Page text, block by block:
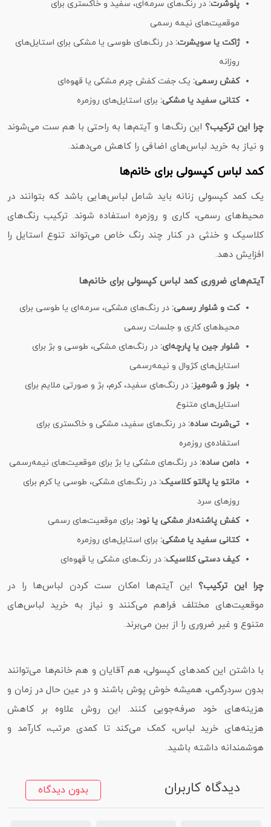
پلوشرت: در رنگ‌های سرمه‌ای، سفید و خاکستری برای
موقعیت‌های نیمه‌ رسمی
ژاکت یا سویشرت: در رنگ‌های طوسی یا مشکی برای استایل‌های
روزانه
کفش رسمی: یک جفت کفش چرم مشکی یا قهوه‌ای
کتانی سفید یا مشکی: برای استایل‌های روزمره
چرا این ترکیب؟ این رنگ‌ها و آیتم‌ها به‌ راحتی با هم ست می‌شوند
و نیاز به خرید لباس‌های اضافی را کاهش می‌دهند.
کمد لباس کپسولی برای خانم‌ها
یک کمد کپسولی زنانه باید شامل لباس‌هایی باشد که بتوانند در
محیط‌های رسمی، کاری و روزمره استفاده شوند. ترکیب رنگ‌های
کلاسیک و خنثی در کنار چند رنگ خاص می‌تواند تنوع استایل را
افزایش دهد.
آیتم‌های ضروری کمد لباس کپسولی برای خانم‌ها
کت و شلوار رسمی: در رنگ‌های مشکی، سرمه‌ای یا طوسی برای
محیط‌های کاری و جلسات رسمی
شلوار جین یا پارچه‌ای: در رنگ‌های مشکی، طوسی و بژ برای
استایل‌های کژوال و نیمه‌رسمی
بلوز و شومیز: در رنگ‌های سفید، کرم، بژ و صورتی ملایم برای
استایل‌های متنوع
تی‌شرت ساده: در رنگ‌های سفید، مشکی و خاکستری برای
استفاده‌ی روزمره
دامن ساده: در رنگ‌های مشکی یا بژ برای موقعیت‌های نیمه‌رسمی
مانتو یا پالتو کلاسیک: در رنگ‌های مشکی، طوسی یا کرم برای
روزهای سرد
کفش پاشنه‌دار مشکی یا نود: برای موقعیت‌های رسمی
کتانی سفید یا مشکی: برای استایل‌های روزمره
کیف دستی کلاسیک: در رنگ‌های مشکی یا قهوه‌ای
چرا این ترکیب؟ این آیتم‌ها امکان ست کردن لباس‌ها را در
موقعیت‌های مختلف فراهم می‌کنند و نیاز به خرید لباس‌های
متنوع و غیر ضروری را از بین می‌برند.
با داشتن این کمدهای کپسولی، هم آقایان و هم خانم‌ها می‌توانند
بدون سردرگمی، همیشه خوش‌ پوش باشند و در عین حال در زمان و
هزینه‌های خود صرفه‌جویی کنند. این روش علاوه بر کاهش
هزینه‌های خرید لباس، کمک می‌کند تا کمدی مرتب، کارآمد و
هوشمندانه داشته باشید.
دیدگاه کاربران بدون دیدگاه